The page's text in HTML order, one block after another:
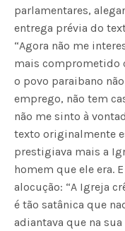
parlamentares,
entrega prévia do
“Agora não me
mais comprometido
o povo paraibano
emprego, não tem
não me sinto à
texto originalmente
prestigiava mais a
homem que ele era.
alocução: “A Igreja
é tão satânica que
adiantava que na